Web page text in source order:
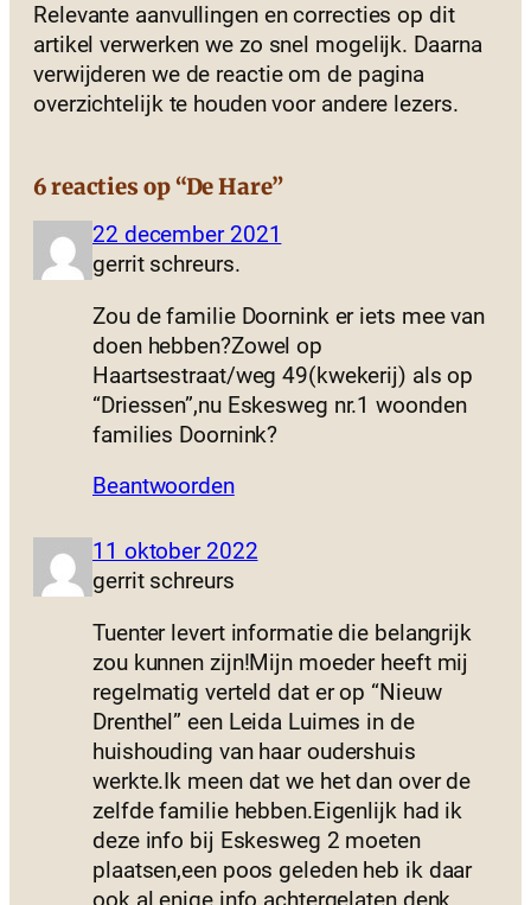
Relevante aanvullingen en correcties op dit
artikel verwerken we zo snel mogelijk. Daarna
verwijderen we de reactie om de pagina
overzichtelijk te houden voor andere lezers.
6 reacties op “De Hare”
22 december 2021
gerrit schreurs.
Zou de familie Doornink er iets mee van
doen hebben?Zowel op
Haartsestraat/weg 49(kwekerij) als op
“Driessen”,nu Eskesweg nr.1 woonden
families Doornink?
Beantwoorden
11 oktober 2022
gerrit schreurs
Tuenter levert informatie die belangrijk
zou kunnen zijn!Mijn moeder heeft mij
regelmatig verteld dat er op “Nieuw
Drenthel” een Leida Luimes in de
huishouding van haar oudershuis
werkte.Ik meen dat we het dan over de
zelfde familie hebben.Eigenlijk had ik
deze info bij Eskesweg 2 moeten
plaatsen,een poos geleden heb ik daar
ook al enige info achtergelaten denk